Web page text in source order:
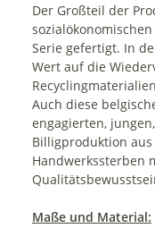
Der Großteil der
Serie gefertigt. In
Wert auf die
Auch diese
engagierten,
Billigproduktion
Handwerkssterben
Maße und Material: